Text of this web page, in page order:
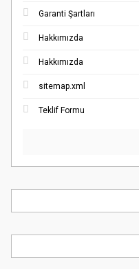
Garanti Şartları
Hakkımızda
Hakkımızda
sitemap.xml
Teklif Formu